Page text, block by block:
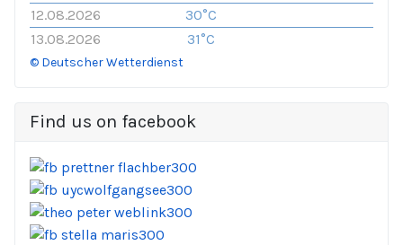
12.08.2026
30°C
13.08.2026
31°C
© Deutscher Wetterdienst
Find us on facebook